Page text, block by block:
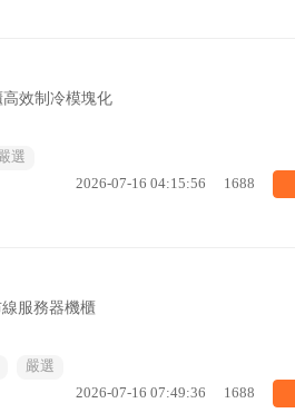
效制冷模塊化
選
2026-07-16 04:15:56 1688
服務器機櫃
嚴選
2026-07-16 07:49:36 1688